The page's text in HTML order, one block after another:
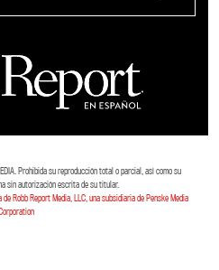
Prohibida su reproducción total o parcial, así como su
sin autorización escrita de su titular.
Robb Report Media, LLC, una subsidiaria de Penske Media